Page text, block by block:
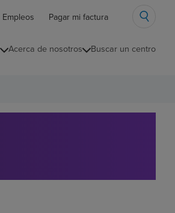
Empleos Pagar mi factura
Acerca de nosotros Buscar un centro